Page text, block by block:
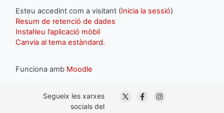
Esteu accedint com a visitant (Inicia la sessió)
Resum de retenció de dades
Instal·leu l’aplicació mòbil
Canvia al tema estàndard.
Funciona amb Moodle
Segueix les xarxes
socials del
. Obre en una nova
. Obre en una nova